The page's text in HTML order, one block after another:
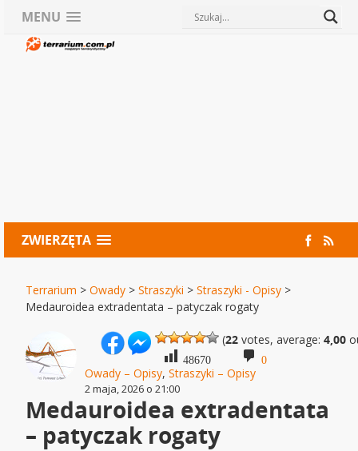
MENU
ZWIERZĘTA
Terrarium >Owady >Straszyki >Straszyki - Opisy >
Medauroidea extradentata – patyczak rogaty
(22 votes, average:4,00
48670 0
Owady – Opisy,Straszyki – Opisy
2 maja, 2026 o 21:00
Medauroidea extradentata
– patyczak rogaty